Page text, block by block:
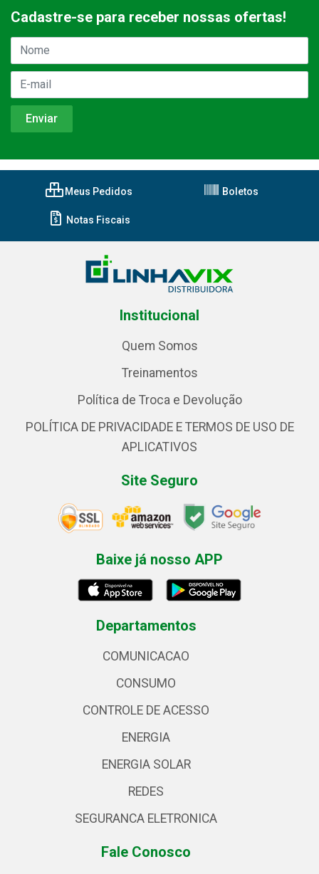
Cadastre-se para receber nossas ofertas!
Meus Pedidos Boletos
Notas Fiscais
Institucional
Quem Somos
Treinamentos
Política de Troca e Devolução
POLÍTICA DE PRIVACIDADE E TERMOS DE USO DE
APLICATIVOS
Site Seguro
Baixe já nosso APP
Departamentos
COMUNICACAO
CONSUMO
CONTROLE DE ACESSO
ENERGIA
ENERGIA SOLAR
REDES
SEGURANCA ELETRONICA
Fale Conosco